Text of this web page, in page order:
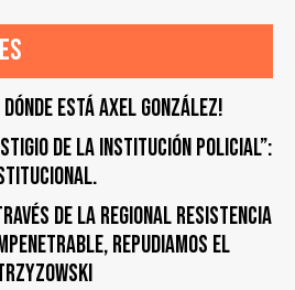
dónde está Axel González!
de la Institución Policial”:
de la Regional Resistencia
repudiamos el